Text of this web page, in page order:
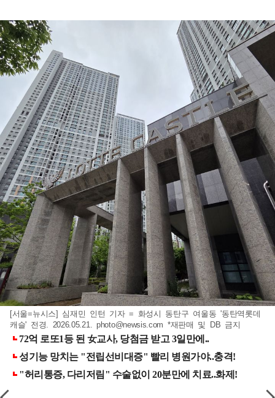
[서울=뉴시스] 심재민 인턴 기자 = 화성시 동탄구 여울동 '동탄역롯데
캐슬' 전경. 2026.05.21. photo@newsis.com *재판매 및 DB 금지